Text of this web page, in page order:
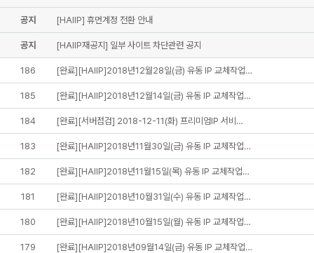
공지 [HAIIP] 휴먼계정 전환 안내
공지 [HAIIP재공지] 일부 사이트 차단관련 공지
186 [완료][HAIIP]2018년12월28일(금) 유동 IP 교체작업…
185 [완료][HAIIP]2018년12월14일(금) 유동 IP 교체작업…
184 [완료][서버점검] 2018-12-11(화) 프리미엄IP 서비…
183 [완료][HAIIP]2018년11월30일(금) 유동 IP 교체작업…
182 [완료][HAIIP]2018년11월15일(목) 유동 IP 교체작업…
181 [완료][HAIIP]2018년10월31일(수) 유동 IP 교체작업…
180 [완료][HAIIP]2018년10월15일(월) 유동 IP 교체작업…
179 [완료][HAIIP]2018년09월14일(금) 유동 IP 교체작업…